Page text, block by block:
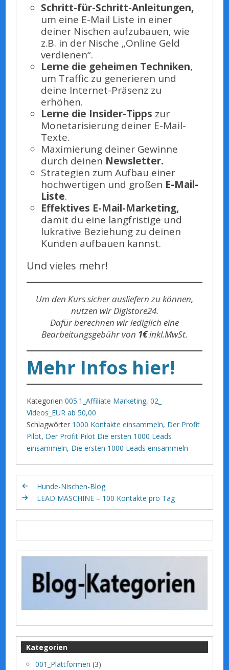
Schritt-für-Schritt-Anleitungen,
um eine E-Mail Liste in einer
deiner Nischen aufzubauen, wie
z.B. in der Nische „Online Geld
verdienen“.
Lerne die geheimen Techniken,
um Traffic zu generieren und
deine Internet-Präsenz zu
erhöhen.
Lerne die Insider-Tipps zur
Monetarisierung deiner E-Mail-
Texte.
Maximierung deiner Gewinne
durch deinen Newsletter.
Strategien zum Aufbau einer
hochwertigen und großen E-Mail-
Liste.
Effektives E-Mail-Marketing,
damit du eine langfristige und
lukrative Beziehung zu deinen
Kunden aufbauen kannst.
Und vieles mehr!
Um den Kurs sicher ausliefern zu können,
nutzen wir Digistore24.
Dafür berechnen wir lediglich eine
Bearbeitungsgebühr von 1€inkl.MwSt.
Mehr Infos hier!
Kategorien 005.1_Affiliate Marketing,02_
Videos_EUR ab 50,00
Schlagwörter 1000 Kontakte einsammeln, Der Profit
Pilot, Der Profit Pilot Die ersten 1000 Leads
einsammeln, Die ersten 1000 Leads einsammeln
Hunde-Nischen-Blog
LEAD MASCHINE – 100 Kontakte pro Tag
Kategorien
001_Plattformen (3)